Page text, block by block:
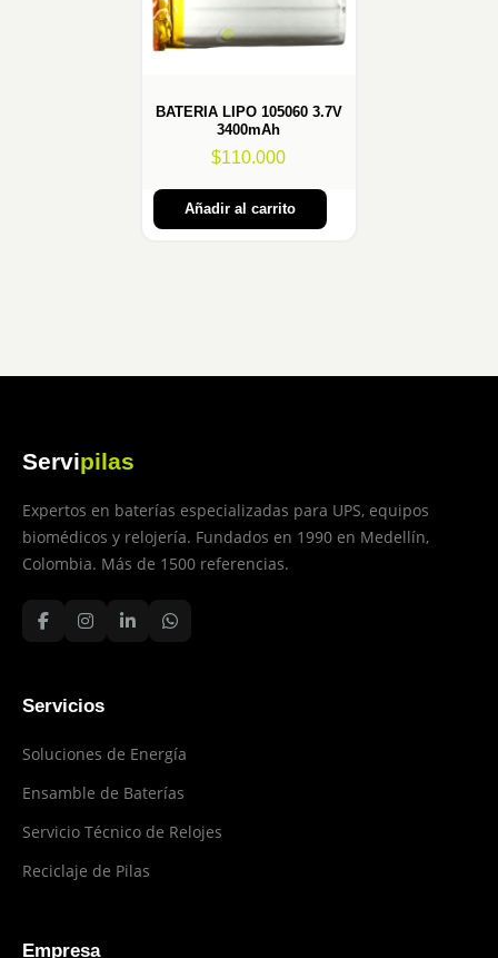
BATERIA LIPO 105060 3.7V
3400mAh
$110.000
Añadir al carrito
Servipilas
Expertos en baterías especializadas para UPS, equipos
biomédicos y relojería. Fundados en 1990 en Medellín,
Colombia. Más de 1500 referencias.
Servicios
Soluciones de Energía
Ensamble de Baterías
Servicio Técnico de Relojes
Reciclaje de Pilas
Empresa